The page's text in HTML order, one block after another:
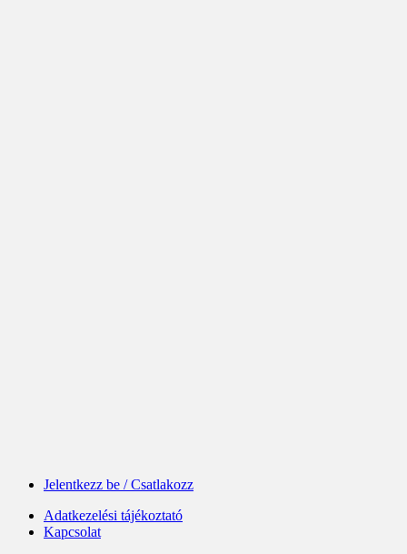
Jelentkezz be / Csatlakozz
Adatkezelési tájékoztató
Kapcsolat